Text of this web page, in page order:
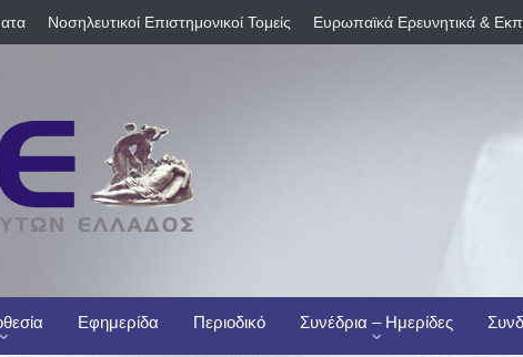
Νοσηλευτικοί Επιστημονικοί Τομείς Ευρωπαϊκά Ερευνητικά &
Εφημερίδα Περιοδικό Συνέδρια – Ημερίδες